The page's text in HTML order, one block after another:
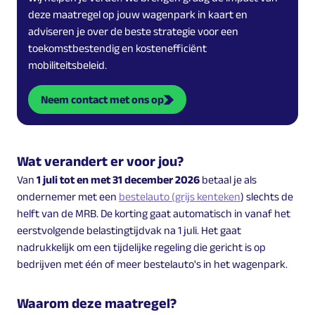
deze maatregel op jouw wagenpark in kaart en
adviseren je over de beste strategie voor een
toekomstbestendig en kostenefficiënt
mobiliteitsbeleid.
Neem contact met ons op
Wat verandert er voor jou?
Van 1 juli tot en met 31 december 2026 betaal je als
ondernemer met een bestelauto (grijs kenteken) slechts de
helft van de MRB. De korting gaat automatisch in vanaf het
eerstvolgende belastingtijdvak na 1 juli. Het gaat
nadrukkelijk om een tijdelijke regeling die gericht is op
bedrijven met één of meer bestelauto's in het wagenpark.
Waarom deze maatregel?